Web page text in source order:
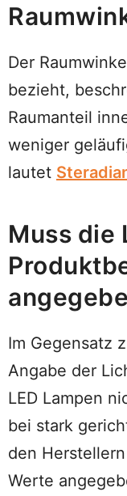
Der
bezieht,
Raumanteil
weniger
lautet
Muss die
Im Gegensatz
Angabe der
LED Lampen
bei stark
den
Werte